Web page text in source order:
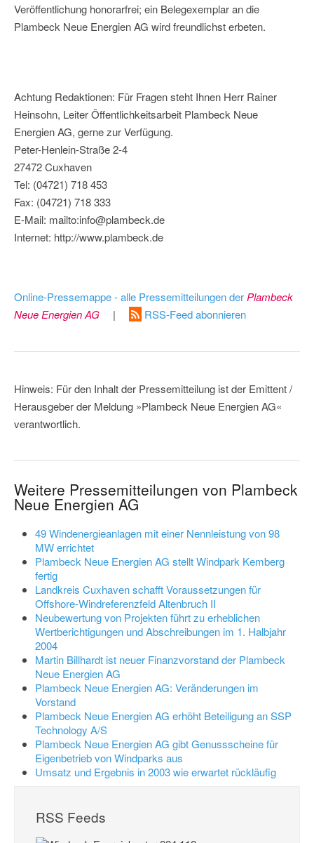
Veröffentlichung honorarfrei; ein Belegexemplar an die
Plambeck Neue Energien AG wird freundlichst erbeten.
Achtung Redaktionen: Für Fragen steht Ihnen Herr Rainer
Heinsohn, Leiter Öffentlichkeitsarbeit Plambeck Neue
Energien AG, gerne zur Verfügung.
Peter-Henlein-Straße 2-4
27472 Cuxhaven
Tel: (04721) 718 453
Fax: (04721) 718 333
E-Mail: mailto:info@plambeck.de
Internet: http://www.plambeck.de
Online-Pressemappe - alle Pressemitteilungen der Plambeck
Neue Energien AG
| RSS-Feed abonnieren
Hinweis: Für den Inhalt der Pressemitteilung ist der Emittent /
Herausgeber der Meldung »Plambeck Neue Energien AG«
verantwortlich.
Weitere Pressemitteilungen von Plambeck
Neue Energien AG
49 Windenergieanlagen mit einer Nennleistung von 98
MW errichtet
Plambeck Neue Energien AG stellt Windpark Kemberg
fertig
Landkreis Cuxhaven schafft Voraussetzungen für
Offshore-Windreferenzfeld Altenbruch II
Neubewertung von Projekten führt zu erheblichen
Wertberichtigungen und Abschreibungen im 1. Halbjahr
2004
Martin Billhardt ist neuer Finanzvorstand der Plambeck
Neue Energien AG
Plambeck Neue Energien AG: Veränderungen im
Vorstand
Plambeck Neue Energien AG erhöht Beteiligung an SSP
Technology A/S
Plambeck Neue Energien AG gibt Genussscheine für
Eigenbetrieb von Windparks aus
Umsatz und Ergebnis in 2003 wie erwartet rückläufig
RSS Feeds